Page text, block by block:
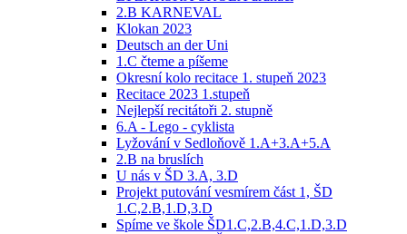
2.B KARNEVAL
Klokan 2023
Deutsch an der Uni
1.C čteme a píšeme
Okresní kolo recitace 1. stupeň 2023
Recitace 2023 1.stupeň
Nejlepší recitátoři 2. stupně
6.A - Lego - cyklista
Lyžování v Sedloňově 1.A+3.A+5.A
2.B na bruslích
U nás v ŠD 3.A, 3.D
Projekt putování vesmírem část 1, ŠD
1.C,2.B,1.D,3.D
Spíme ve škole ŠD1.C,2.B,4.C,1.D,3.D